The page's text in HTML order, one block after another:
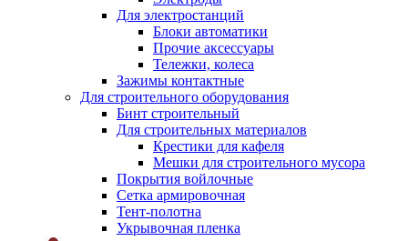
Для электростанций
Блоки автоматики
Прочие аксессуары
Тележки, колеса
Зажимы контактные
Для строительного оборудования
Бинт строительный
Для строительных материалов
Крестики для кафеля
Мешки для строительного мусора
Покрытия войлочные
Сетка армировочная
Тент-полотна
Укрывочная пленка